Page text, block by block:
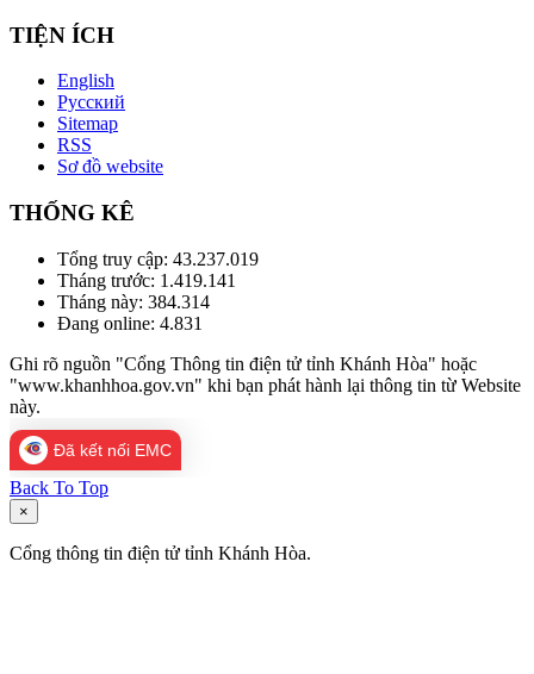
TIỆN ÍCH
English
Русский
Sitemap
RSS
Sơ đồ website
THỐNG KÊ
Tổng truy cập: 43.237.019
Tháng trước: 1.419.141
Tháng này: 384.314
Đang online: 4.831
Ghi rõ nguồn "Cổng Thông tin điện tử tỉnh Khánh Hòa" hoặc
"www.khanhhoa.gov.vn" khi bạn phát hành lại thông tin từ Website
này.
Đã kết nối EMC
Back To Top
×
Cổng thông tin điện tử tỉnh Khánh Hòa.